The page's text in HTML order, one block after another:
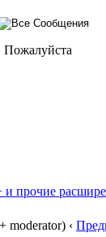
Пожалуйста
и прочие
moderator) ‹